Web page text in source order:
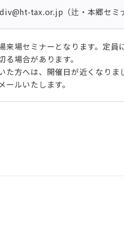
tax.or.jp（辻・本郷セミ
来場セミナーとなります。定員
場合があります。
た方へは、開催日が近くなりま
ルいたします。